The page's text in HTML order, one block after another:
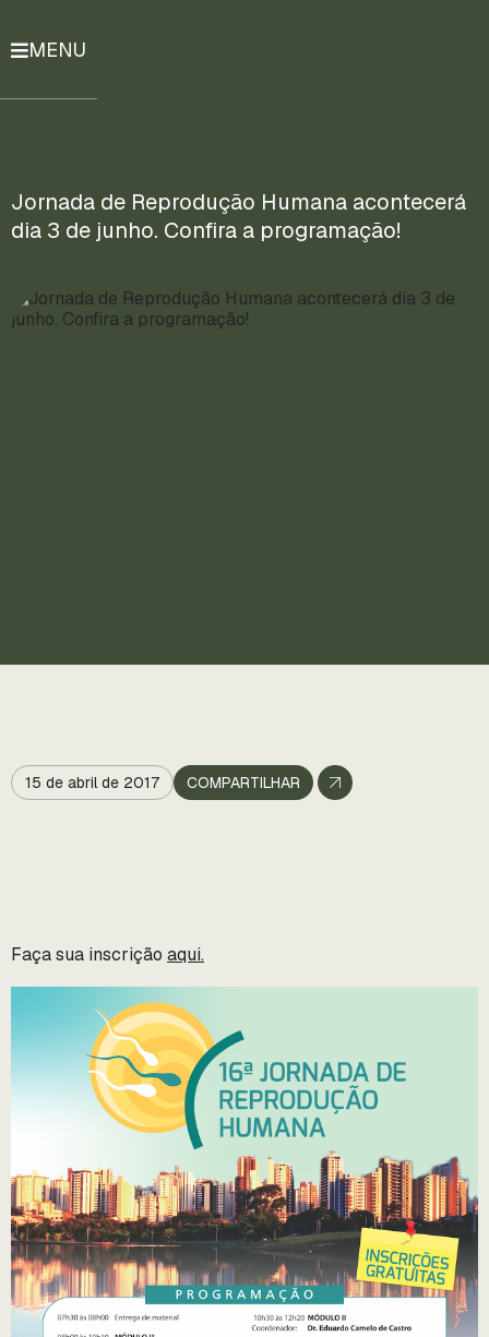
Currículo
Mais
MENU
Jornada de Reprodução Humana acontecerá
dia 3 de junho. Confira a programação!
15 de abril de 2017 COMPARTILHAR
Faça sua inscrição aqui.